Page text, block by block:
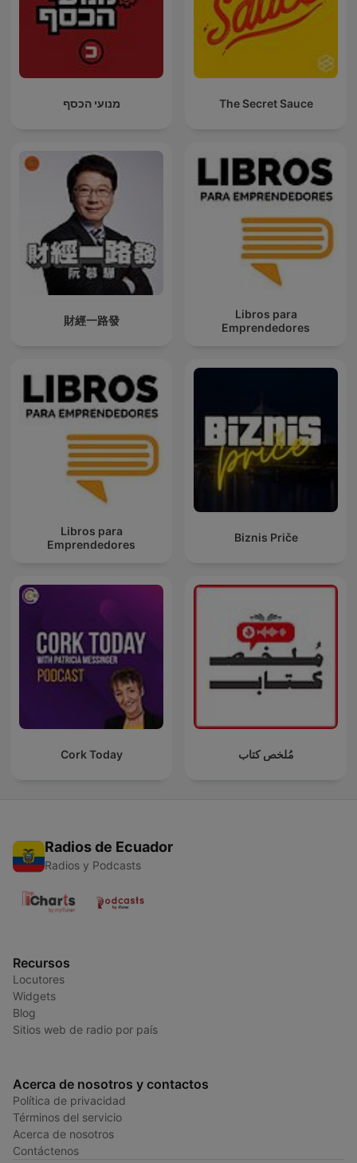
מנועי הכסף The Secret Sauce
財經一路發
Libros para
Emprendedores
Libros para
Emprendedores
Biznis Priče
Cork Today مُلخص كتاب
Radios de Ecuador
Radios y Podcasts
Recursos
Locutores
Widgets
Blog
Sitios web de radio por país
Acerca de nosotros y contactos
Política de privacidad
Términos del servicio
Acerca de nosotros
Contáctenos